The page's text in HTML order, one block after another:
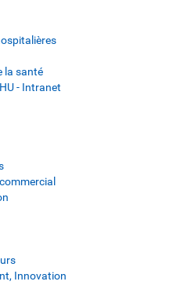
la santé
- Intranet
Innovation